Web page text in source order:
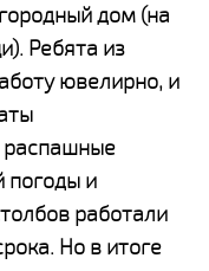
дом (на
Ребята из
ювелирно, и
погоды и
работали
Но в итоге